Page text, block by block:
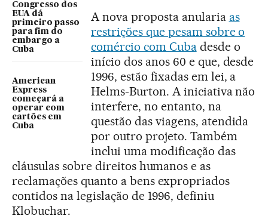
Congresso dos
EUA dá
primeiro passo
para fim do
embargo a
Cuba
American
Express
começará a
operar com
cartões em
Cuba
A nova proposta anularia as
restrições que pesam sobre o
comércio com Cubadesde o
início dos anos 60 e que, desde
1996, estão fixadas em lei, a
Helms-Burton. A iniciativa não
interfere, no entanto, na
questão das viagens, atendida
por outro projeto. Também
inclui uma modificação das
cláusulas sobre direitos humanos e as
reclamações quanto a bens expropriados
contidos na legislação de 1996, definiu
Klobuchar.